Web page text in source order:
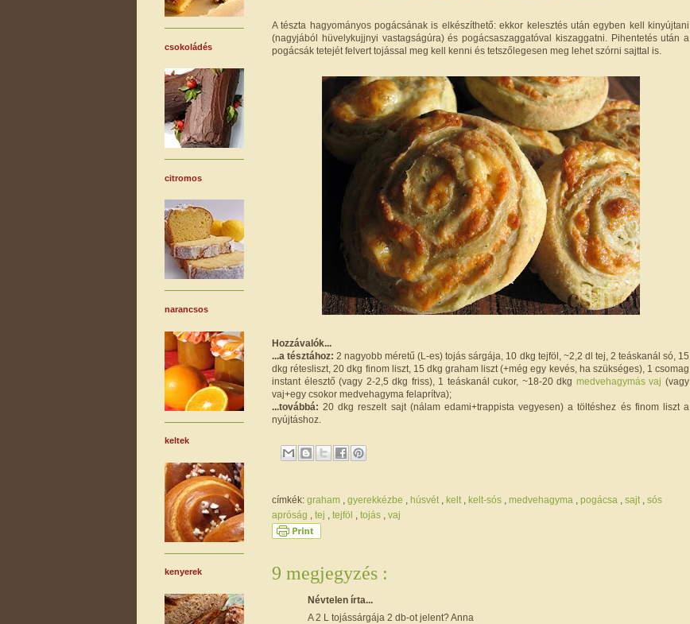
A tészta hagyományos pogácsának is elkészíthető: ekkor kelesztés után egyben kell kinyújtani
(nagyjából hüvelykujjnyi vastagságúra) és pogácsaszaggatóval kiszaggatni. Pihentetés után a
pogácsák tetejét felvert tojással meg kell kenni és tetszőlegesen meg lehet szórni sajttal is.
Hozzávalók...
...a tésztához: 2 nagyobb méretű (L-es) tojás sárgája, 10 dkg tejföl, ~2,2 dl tej, 2 teáskanál só, 15
dkg rétesliszt, 20 dkg finom liszt, 15 dkg graham liszt (+még egy kevés, ha szükséges), 1 csomag
instant élesztő (vagy 2-2,5 dkg friss), 1 teáskanál cukor, ~18-20 dkg medvehagymás vaj (vagy
vaj+egy csokor medvehagyma felaprítva);
...továbbá: 20 dkg reszelt sajt (nálam edami+trappista vegyesen) a töltéshez és finom liszt a
nyújtáshoz.
címkék: graham gyerekkézbe húsvét kelt kelt-sós medvehagyma pogácsa sajt
sós
apróság
tej tejföl tojás vaj
9 megjegyzés :
Névtelen írta...
A 2 L tojássárgája 2 db-ot jelent? Anna
csokoládés
citromos
narancsos
keltek
kenyerek